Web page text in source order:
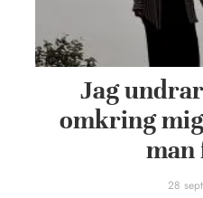
Jag
omkring
man
28